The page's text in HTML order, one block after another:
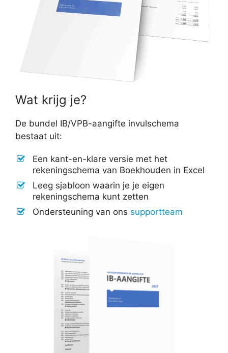
Wat krijg je?
De bundel IB/VPB-aangifte invulschema
bestaat uit:
Een kant-en-klare versie met het
rekeningschema van Boekhouden in Excel
Leeg sjabloon waarin je je eigen
rekeningschema kunt zetten
Ondersteuning van ons supportteam